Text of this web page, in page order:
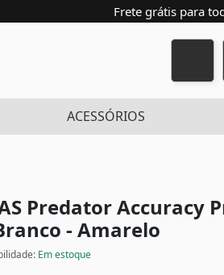
Frete grátis para
ACESSÓRIOS
Predator Accuracy
- Amarelo
Em estoque